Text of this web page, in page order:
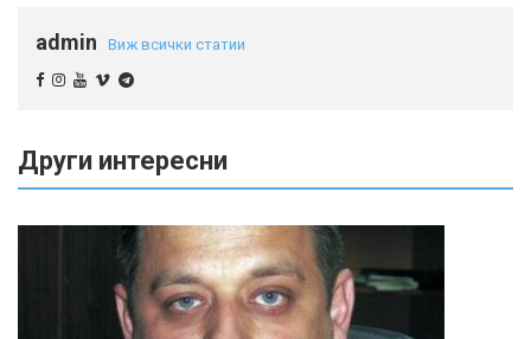
admin Виж всички статии
Други интересни